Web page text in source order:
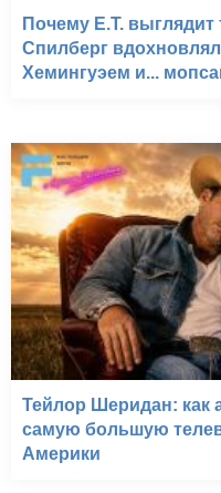
Почему E.T.
Спилберг
Хемингуэем и...
Тейлор Шеридан: как
самую большую
Америки